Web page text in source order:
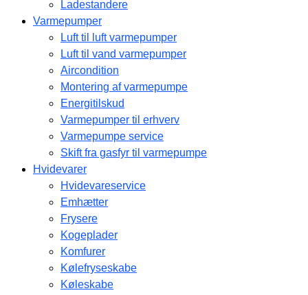
Ladestandere
Varmepumper
Luft til luft varmepumper
Luft til vand varmepumper
Aircondition
Montering af varmepumpe
Energitilskud
Varmepumper til erhverv
Varmepumpe service
Skift fra gasfyr til varmepumpe
Hvidevarer
Hvidevareservice
Emhætter
Frysere
Kogeplader
Komfurer
Kølefryseskabe
Køleskabe